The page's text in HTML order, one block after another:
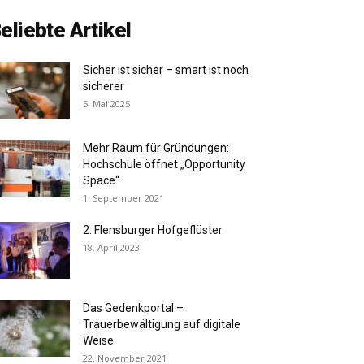
Artikel
Sicher ist sicher – smart ist noch
sicherer
5. Mai 2025
Mehr Raum für Gründungen:
Hochschule öffnet „Opportunity
Space“
1. September 2021
2. Flensburger Hofgeflüster
18. April 2023
Das Gedenkportal –
Trauerbewältigung auf digitale
Weise
22. November 2021